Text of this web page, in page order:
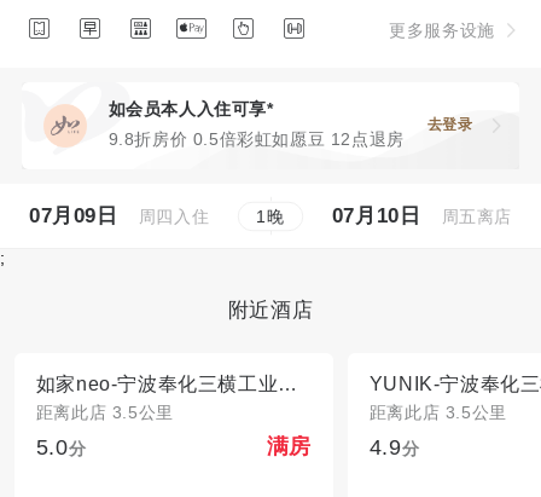
      更多服务设施
如会员本人入住可享*
9.8折房价 0.5倍彩虹如愿豆 12点退房
去登录
07月09日 周四入住 1晚 07月10日 周五离店
;
附近酒店
如家neo-宁波奉化三横工业园店
距离此店 3.5公里
5.0分 满房
距离此店 3.5公里
4.9分